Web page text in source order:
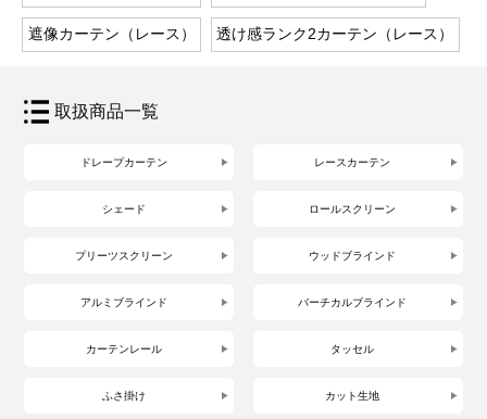
遮像カーテン（レース） 透け感ランク2カーテン（レース）
取扱商品一覧
ドレープカーテン レースカーテン
シェード ロールスクリーン
プリーツスクリーン ウッドブラインド
アルミブラインド バーチカルブラインド
カーテンレール タッセル
ふさ掛け カット生地